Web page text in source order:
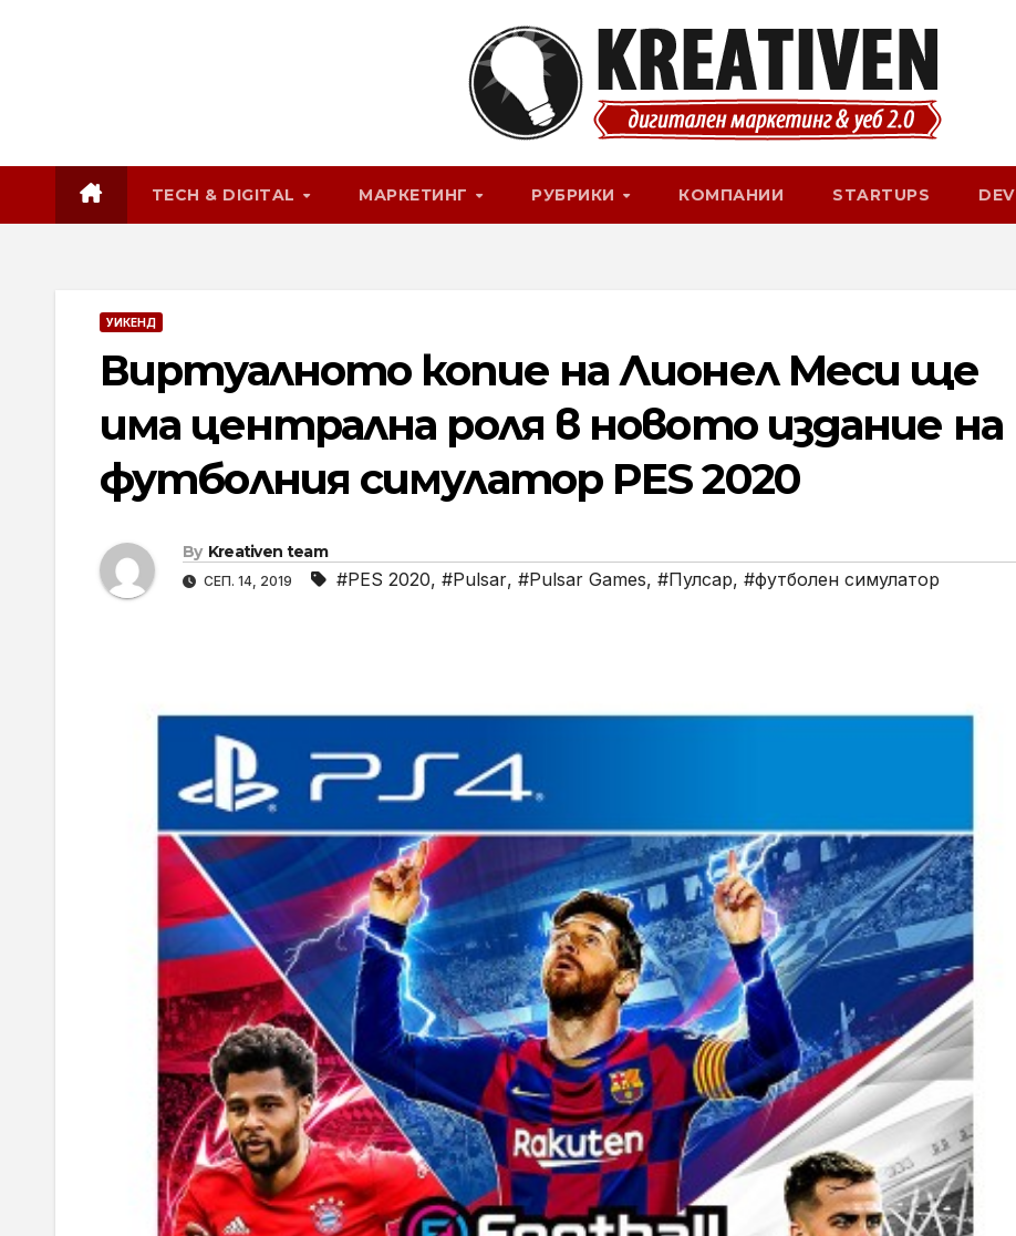
TECH & DIGITAL МАРКЕТИНГ РУБРИКИ КОМПАНИИ STARTUPS DEV
УИКЕНД
Виртуалното копие на Лионел Меси ще
има централна роля в новото издание на
футболния симулатор PES 2020
By Kreativen team
СЕП. 14, 2019 #PES 2020, #Pulsar, #Pulsar Games, #Пулсар, #футболен симулатор